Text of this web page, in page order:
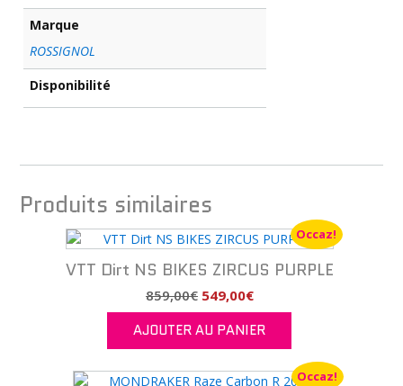
Marque
ROSSIGNOL
Disponibilité
Produits similaires
Occaz!
VTT Dirt NS BIKES ZIRCUS PURPLE
859,00€ Le
prix
initial
était :
859,00€.
549,00€Le
prix
actuel
est :
549,00€.
AJOUTER AU PANIER
Occaz!